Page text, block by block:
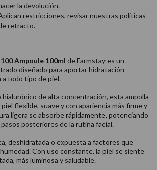
la devolución.
restricciones, revisar nuestras politicas
retracto.
Ampoule 100ml de Farmstay es un
diseñado para aportar hidratación
todo tipo de piel.
hialurónico de alta concentración, esta ampolla
flexible, suave y con apariencia más firme y
ligera se absorbe rápidamente, potenciando
posteriores de la rutina facial.
deshidratada o expuesta a factores que
Con uso constante, la piel se siente
más luminosa y saludable.